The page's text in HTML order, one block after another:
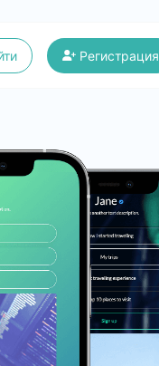
Регистрация